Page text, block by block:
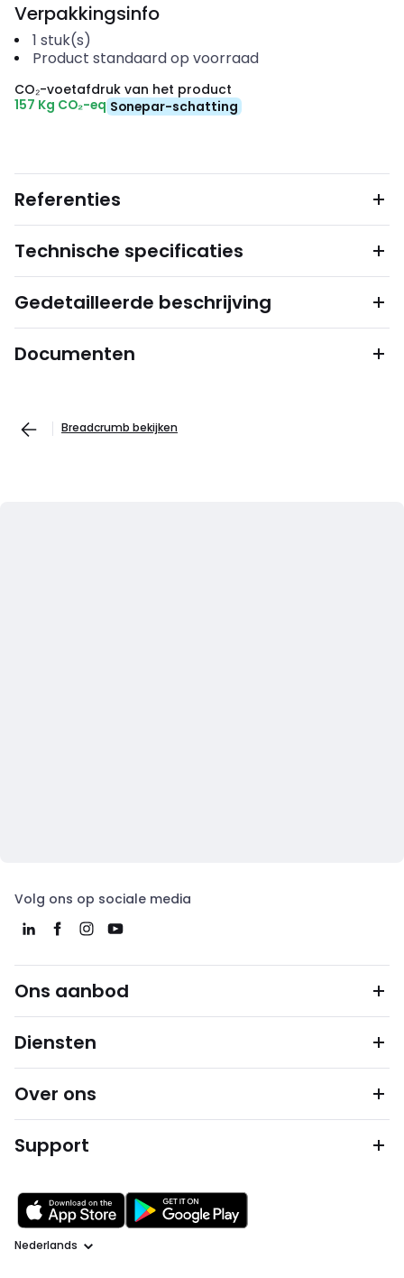
Verpakkingsinfo
1 stuk(s)
Product standaard op voorraad
CO₂-voetafdruk van het product
157 Kg CO₂-eq Sonepar-schatting
Referenties
Technische specificaties
Gedetailleerde beschrijving
Documenten
Breadcrumb bekijken
Volg ons op sociale media
Ons aanbod
Diensten
Over ons
Support
Taal